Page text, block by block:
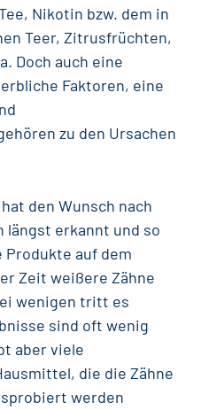
Nikotin bzw. dem in
Teer, Zitrusfrüchten,
Doch auch eine
erbliche Faktoren, eine
zu den Ursachen
den Wunsch nach
längst erkannt und so
auf dem
Zeit weißere Zähne
wenigen tritt es
sind oft wenig
aber viele
, die die Zähne
werden